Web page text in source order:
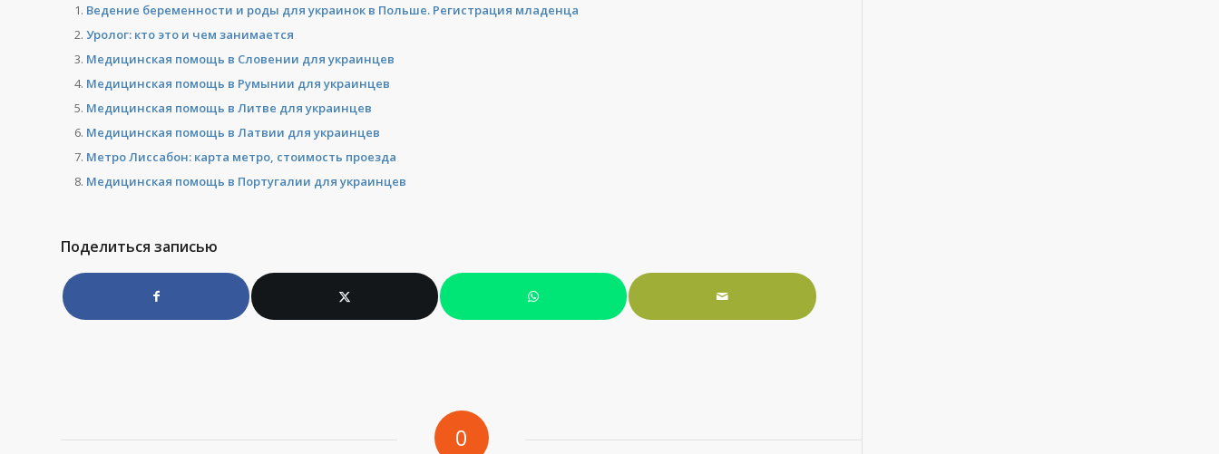
Ведение беременности и роды для украинок в Польше. Регистрация младенца
Уролог: кто это и чем занимается
Медицинская помощь в Словении для украинцев
Медицинская помощь в Румынии для украинцев
Медицинская помощь в Литве для украинцев
Медицинская помощь в Латвии для украинцев
Метро Лиссабон: карта метро, стоимость проезда
Медицинская помощь в Португалии для украинцев
Поделиться записью
0